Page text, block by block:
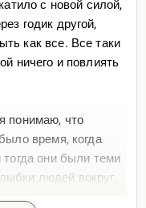
с новой силой,
годик другой,
как все. Все таки
ничего и повлиять
понимаю, что
время, когда
они были теми
людей вокруг,